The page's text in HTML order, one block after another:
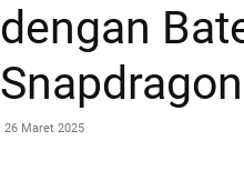
dengan
26 Maret 2025